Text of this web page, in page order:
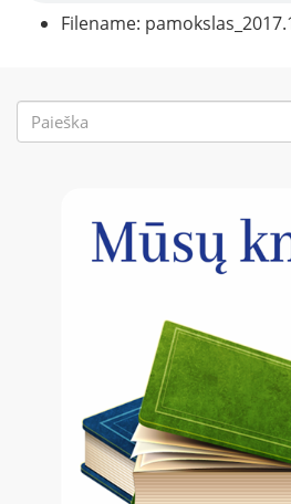
Filename:
Paieškos